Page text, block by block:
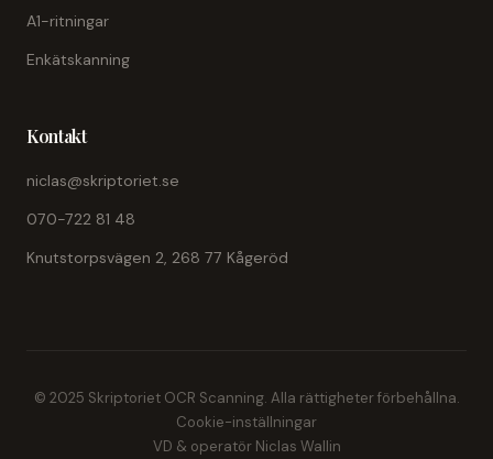
A1-ritningar
Enkätskanning
Kontakt
niclas@skriptoriet.se
070-722 81 48
Knutstorpsvägen 2, 268 77 Kågeröd
© 2025 Skriptoriet OCR Scanning. Alla rättigheter förbehållna.
Cookie-inställningar
VD & operatör Niclas Wallin